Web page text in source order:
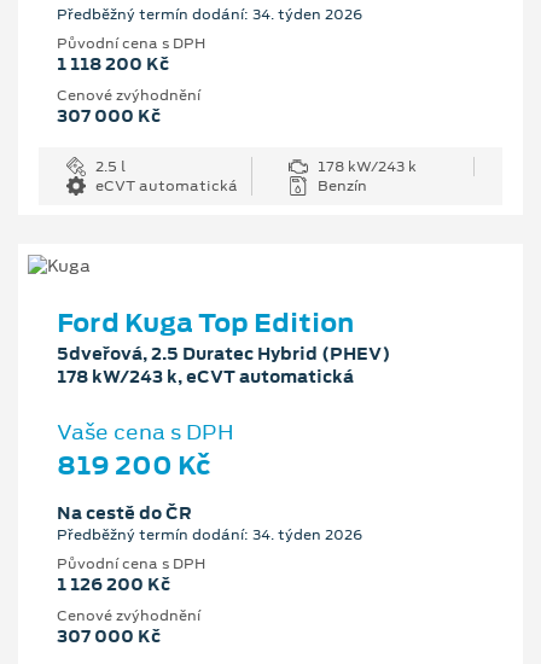
Předběžný termín dodání: 34. týden 2026
Původní cena s DPH
1 118 200 Kč
Cenové zvýhodnění
307 000 Kč
2.5 l
178 kW/243 k
eCVT automatická
Benzín
Ford Kuga Top Edition
5dveřová, 2.5 Duratec Hybrid (PHEV)
178 kW/243 k, eCVT automatická
Vaše cena s DPH
819 200 Kč
Na cestě do ČR
Předběžný termín dodání: 34. týden 2026
Původní cena s DPH
1 126 200 Kč
Cenové zvýhodnění
307 000 Kč